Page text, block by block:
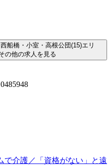
船橋・小室・高根公団(15)エリ
の他の求人を見る
で介護／「資格がない」と遠